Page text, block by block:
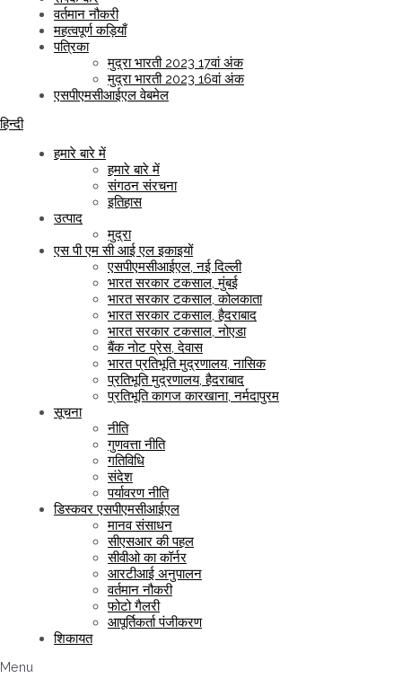
वर्तमान नौकरी
महत्वपूर्ण कड़ियाँ
पत्रिका
मुद्रा भारती 2023 17वां अंक
मुद्रा भारती 2023 16वां अंक
एसपीएमसीआईएल वेबमेल
हिन्दी
हमारे बारे में
हमारे बारे में
संगठन संरचना
इतिहास
उत्पाद
मुद्रा
एस पी एम सी आई एल इकाइयों
एसपीएमसीआईएल, नई दिल्ली
भारत सरकार टकसाल, मुंबई
भारत सरकार टकसाल, कोलकाता
भारत सरकार टकसाल, हैदराबाद
भारत सरकार टकसाल, नोएडा
बैंक नोट प्रेस, देवास
भारत प्रतिभूति मुद्रणालय, नासिक
प्रतिभूति मुद्रणालय, हैदराबाद
प्रतिभूति कागज कारखाना, नर्मदापुरम
सूचना
नीति
गुणवत्ता नीति
गतिविधि
संदेश
पर्यावरण नीति
डिस्कवर एसपीएमसीआईएल
मानव संसाधन
सीएसआर की पहल
सीवीओ का कॉर्नर
आरटीआई अनुपालन
वर्तमान नौकरी
फोटो गैलरी
आपूर्तिकर्ता पंजीकरण
शिकायत
Menu